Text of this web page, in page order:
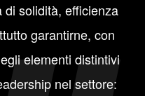
solidità, efficienza
garantirne, con
elementi distintivi
nel settore: